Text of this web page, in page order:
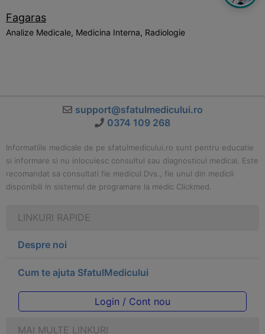
Fagaras
Analize Medicale, Medicina Interna, Radiologie
support@sfatulmedicului.ro
0374 109 268
Informatiile medicale de pe sfatulmedicului.ro sunt pentru educatie
si informare si nu inlocuiesc consultul sau diagnosticul medical. Este
recomandat sa consultati fie medicul Dvs., fie unul din medicii
disponibili in sistemul de programare la medic Clickmed.
LINKURI RAPIDE
Despre noi
Cum te ajuta SfatulMedicului
Login / Cont nou
MAI MULTE LINKURI